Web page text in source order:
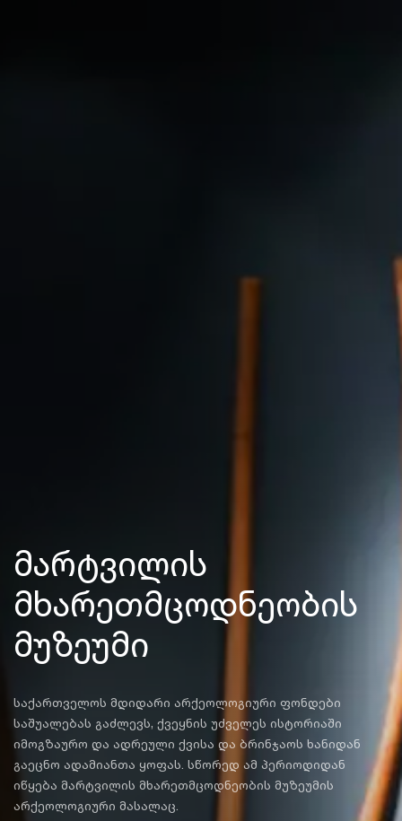
მარტვილის
მხარეთმცოდნეობის
მუზეუმი
საქართველოს მდიდარი არქეოლოგიური ფონდები
საშუალებას გაძლევს, ქვეყნის უძველეს ისტორიაში
იმოგზაურო და ადრეული ქვისა და ბრინჯაოს ხანიდან
გაეცნო ადამიანთა ყოფას. სწორედ ამ პერიოდიდან
იწყება მარტვილის მხარეთმცოდნეობის მუზეუმის
არქეოლოგიური მასალაც.